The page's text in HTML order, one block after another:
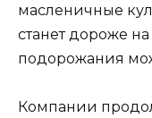
масленичные
станет дороже
подорожания
Компании